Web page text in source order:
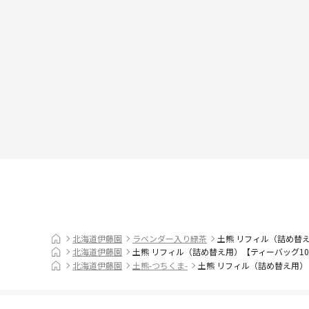
北海道伊藤園 ラベンダー入り緑茶
土熊 リフィル（詰め替
北海道伊藤園
土熊 リフィル（詰め替え用）【ティーバッグ
北海道伊藤園
土熊-つちくま- 土熊 リフィル（詰め替え用